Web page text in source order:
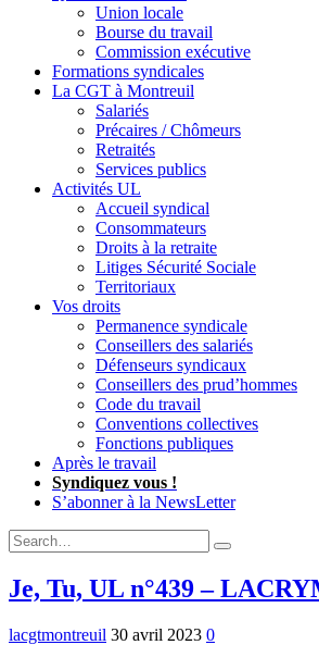
Union locale
Bourse du travail
Commission exécutive
Formations syndicales
La CGT à Montreuil
Salariés
Précaires / Chômeurs
Retraités
Services publics
Activités UL
Accueil syndical
Consommateurs
Droits à la retraite
Litiges Sécurité Sociale
Territoriaux
Vos droits
Permanence syndicale
Conseillers des salariés
Défenseurs syndicaux
Conseillers des prud’hommes
Code du travail
Conventions collectives
Fonctions publiques
Après le travail
Syndiquez vous !
S’abonner à la NewsLetter
Expand
Search
Form
Search
Je, Tu, UL n°439 –
lacgtmontreuil 30 avril 2023 0